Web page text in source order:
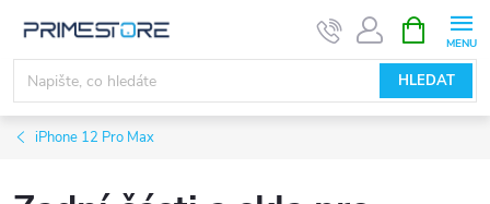
obsah
HLEDAT
NÁKUPNÍ
KOŠÍK
iPhone 12 Pro Max